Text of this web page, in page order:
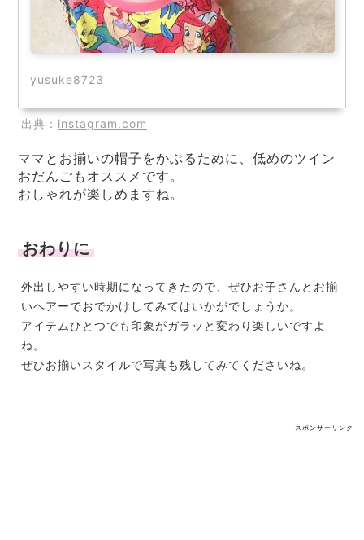
yusuke8723
出典： instagram.com
ママとお揃いの帽子をかぶるために、低めのツイン
おだんごもオススメです。
おしゃれが楽しめますね。
おわりに
外出しやすい時期になってきたので、ぜひお子さんとお揃
いヘアーでおでかけしてみてはいかがでしょうか。
アイテムひとつでも印象がガラッと変わり楽しいですよ
ね。
ぜひお揃いスタイルで写真も残してみてくださいね。
スポンサーリンク